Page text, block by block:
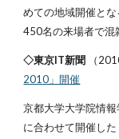
めての地域開催と
450名の来場者で混
◇東京IT新聞 （
2010」開催
京都大学大学院情
に合わせて開催し